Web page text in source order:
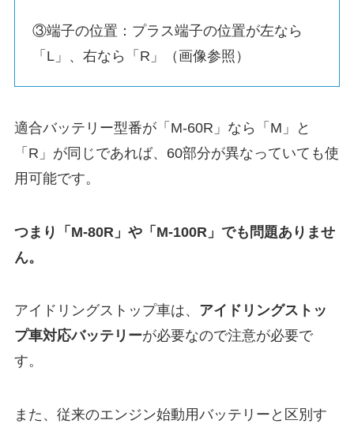
③端子の位置：プラス端子の位置が左なら
「L」、右なら「R」（画像参照）
適合バッテリー型番が「M-60R」なら「M」と
「R」が同じであれば、60部分が異なっていても使
用可能です。
つまり「M-80R」や「M-100R」でも問題ありませ
ん。
アイドリングストップ車は、 アイドリングストッ
プ車対応バッテリーが必要なので注意が必要で
す。
また、従来のエンジン始動用バッテリーと区別す